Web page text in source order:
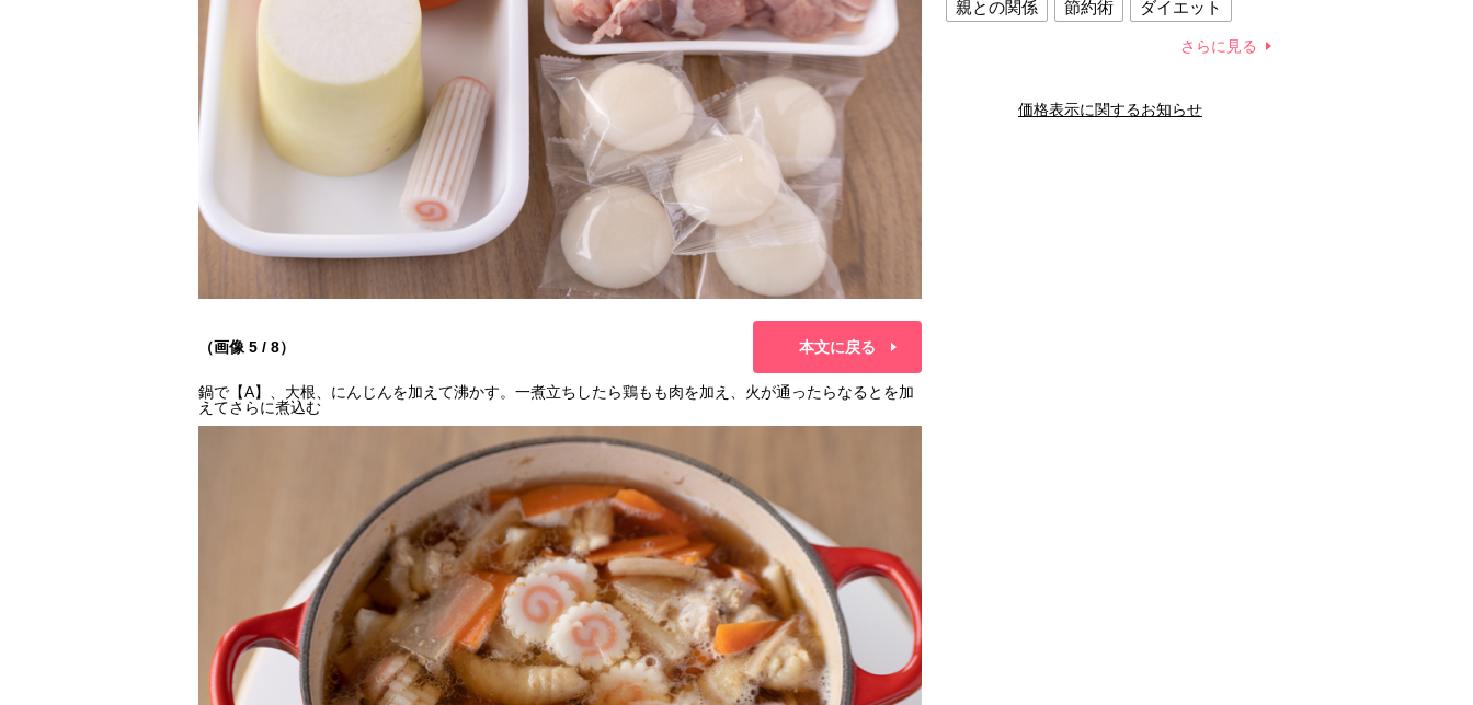
（画像 5 / 8） 本文に戻る
鍋で【A】、大根、にんじんを加えて沸かす。一煮立ちしたら鶏もも肉を加え、火が通ったらなるとを加
えてさらに煮込む
親との関係
節約術
ダイエット
夫との関係
新津春子 どか食い
さらに見る
価格表示に関するお知らせ